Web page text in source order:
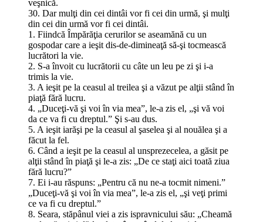
veşnică.
30. Dar mulţi din cei dintâi vor fi cei din urmă, şi mulţi
din cei din urmă vor fi cei dintâi.
1. Fiindcă Împărăţia cerurilor se aseamănă cu un
gospodar care a ieşit dis-de-dimineaţă să-şi tocmească
lucrători la vie.
2. S-a învoit cu lucrătorii cu câte un leu pe zi şi i-a
trimis la vie.
3. A ieşit pe la ceasul al treilea şi a văzut pe alţii stând în
piaţă fără lucru.
4. „Duceţi-vă şi voi în via mea”, le-a zis el, „şi vă voi
da ce va fi cu dreptul.” Şi s-au dus.
5. A ieşit iarăşi pe la ceasul al şaselea şi al nouălea şi a
făcut la fel.
6. Când a ieşit pe la ceasul al unsprezecelea, a găsit pe
alţii stând în piaţă şi le-a zis: „De ce staţi aici toată ziua
fără lucru?”
7. Ei i-au răspuns: „Pentru că nu ne-a tocmit nimeni.”
„Duceţi-vă şi voi în via mea”, le-a zis el, „şi veţi primi
ce va fi cu dreptul.”
8. Seara, stăpânul viei a zis ispravnicului său: „Cheamă